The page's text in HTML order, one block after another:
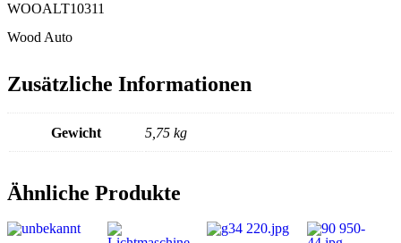
WOOALT10311
Wood Auto
Zusätzliche Informationen
Gewicht 5,75 kg
Ähnliche Produkte